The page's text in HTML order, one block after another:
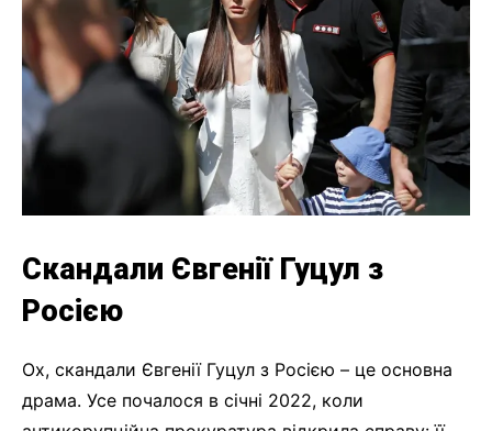
Скандали Євгенії Гуцул з
Росією
Ох, скандали Євгенії Гуцул з Росією – це основна
драма. Усе почалося в січні 2022, коли